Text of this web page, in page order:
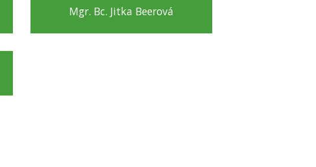
Mgr. Bc. Jitka Beerová